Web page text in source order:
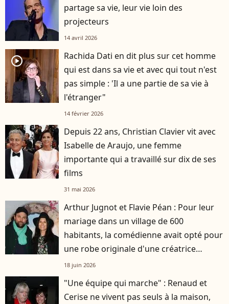
partage sa vie, leur vie loin des
projecteurs
14 avril 2026
player2
Rachida Dati en dit plus sur cet homme
qui est dans sa vie et avec qui tout n'est
pas simple : 'Il a une partie de sa vie à
l'étranger"
14 février 2026
Depuis 22 ans, Christian Clavier vit avec
Isabelle de Araujo, une femme
importante qui a travaillé sur dix de ses
films
31 mai 2026
Arthur Jugnot et Flavie Péan : Pour leur
mariage dans un village de 600
habitants, la comédienne avait opté pour
une robe originale d'une créatrice
française
18 juin 2026
"Une équipe qui marche" : Renaud et
Cerise ne vivent pas seuls à la maison,